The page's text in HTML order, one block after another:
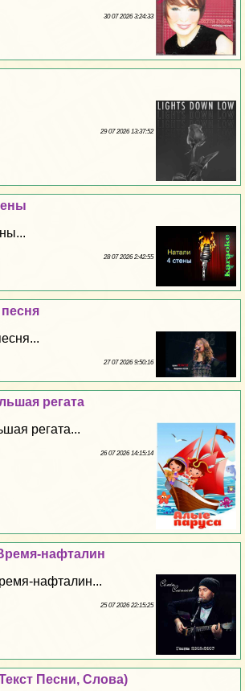
30 07 2026 3:24:33
29 07 2026 13:37:52
28 07 2026 2:42:55
27 07 2026 9:50:16
регата
регата...
26 07 2026 14:15:14
нафталин
нафталин...
25 07 2026 22:15:25
Песни, Слова)